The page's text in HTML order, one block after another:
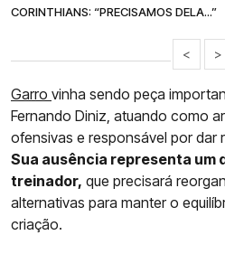
CORINTHIANS: “PRECISAMOS DELA...”
< >
Garro vinha sendo peça
Fernando Diniz, atuando como
ofensivas e responsável por dar
Sua ausência representa um
treinador, que precisará
alternativas para manter o
criação.